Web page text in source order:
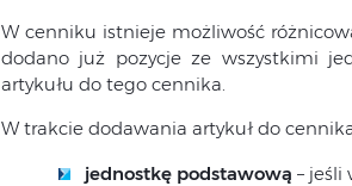
W cenniku istnieje możliwość
dodano już pozycje ze wszystkimi
artykułu do tego cennika.
W trakcie dodawania artykuł do
jednostkę podstawową – jeśli